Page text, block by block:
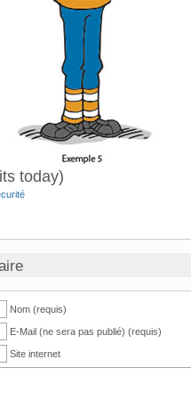
today)
Nom (requis)
E-Mail (ne sera pas publié) (requis)
Site internet